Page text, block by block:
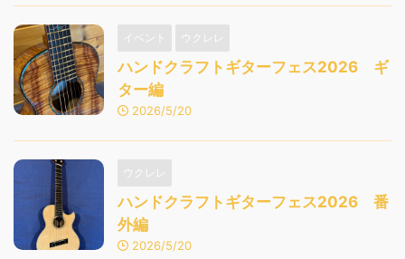
イベント ウクレレ
ハンドクラフトギターフェス2026 ギ
ター編
2026/5/20
ウクレレ
ハンドクラフトギターフェス2026 番
外編
2026/5/20